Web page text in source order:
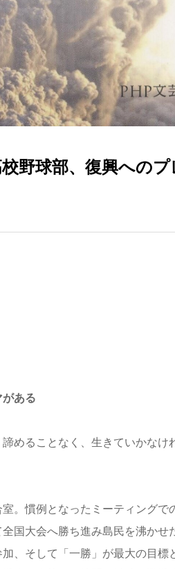
野球部、復興へのプ
がある
めることなく、生きていかなけ
。慣例となったミーティングで
国大会へ勝ち進み島民を沸かせ
、そして「一勝」が最大の目標